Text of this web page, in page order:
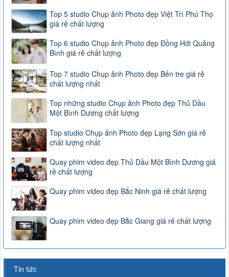
Top 5 studio Chụp ảnh Photo đẹp Việt Trì Phú Thọ
giá rẻ chất lượng
Top 6 studio Chụp ảnh Photo đẹp Đồng Hới Quảng
Bình giá rẻ chất lượng
Top 7 studio Chụp ảnh Photo đẹp Bến tre giá rẻ
chất lượng nhất
Top những studio Chụp ảnh Photo đẹp Thủ Dầu
Một Bình Dương chất lượng
Top studio Chụp ảnh Photo đẹp Lạng Sơn giá rẻ
chất lượng nhất
Quay phim video đẹp Thủ Dầu Một Bình Dương giá
rẻ chất lượng
Quay phim video đẹp Bắc Ninh giá rẻ chất lượng
Quay phim video đẹp Bắc Giang giá rẻ chất lượng
Tin tức